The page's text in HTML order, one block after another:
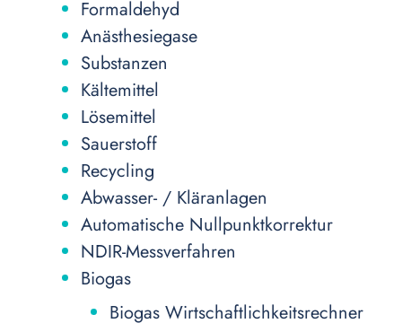
Formaldehyd
Anästhesiegase
Substanzen
Kältemittel
Lösemittel
Sauerstoff
Recycling
Abwasser- / Kläranlagen
Automatische Nullpunktkorrektur
NDIR-Messverfahren
Biogas
Biogas Wirtschaftlichkeitsrechner